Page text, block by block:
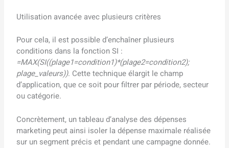
Utilisation avancée avec plusieurs critères
Pour cela, il est possible d’enchaîner plusieurs
conditions dans la fonction SI :
=MAX(SI((plage1=condition1)*(plage2=condition2);
plage_valeurs)). Cette technique élargit le champ
d’application, que ce soit pour filtrer par période, secteur
ou catégorie.
Concrètement, un tableau d’analyse des dépenses
marketing peut ainsi isoler la dépense maximale réalisée
sur un segment précis et pendant une campagne donnée.